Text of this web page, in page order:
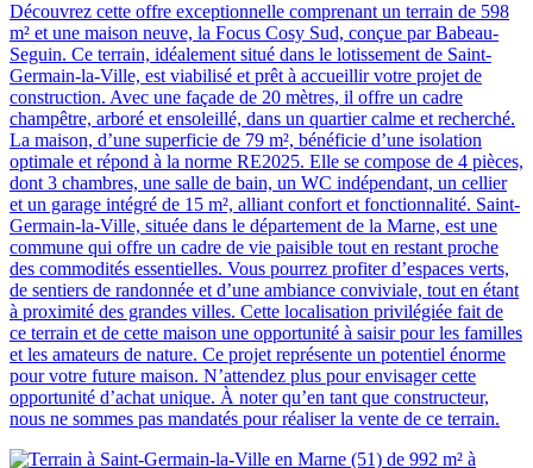
Découvrez cette offre exceptionnelle comprenant un terrain de 598
m² et une maison neuve, la Focus Cosy Sud, conçue par Babeau-
Seguin. Ce terrain, idéalement situé dans le lotissement de Saint-
Germain-la-Ville, est viabilisé et prêt à accueillir votre projet de
construction. Avec une façade de 20 mètres, il offre un cadre
champêtre, arboré et ensoleillé, dans un quartier calme et recherché.
La maison, d’une superficie de 79 m², bénéficie d’une isolation
optimale et répond à la norme RE2025. Elle se compose de 4 pièces,
dont 3 chambres, une salle de bain, un WC indépendant, un cellier
et un garage intégré de 15 m², alliant confort et fonctionnalité. Saint-
Germain-la-Ville, située dans le département de la Marne, est une
commune qui offre un cadre de vie paisible tout en restant proche
des commodités essentielles. Vous pourrez profiter d’espaces verts,
de sentiers de randonnée et d’une ambiance conviviale, tout en étant
à proximité des grandes villes. Cette localisation privilégiée fait de
ce terrain et de cette maison une opportunité à saisir pour les familles
et les amateurs de nature. Ce projet représente un potentiel énorme
pour votre future maison. N’attendez plus pour envisager cette
opportunité d’achat unique. À noter qu’en tant que constructeur,
nous ne sommes pas mandatés pour réaliser la vente de ce terrain.